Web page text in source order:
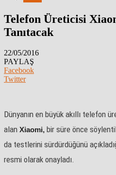
Telefon Üreticisi
Tanıtacak
22/05/2016
PAYLAŞ
Facebook
Twitter
Dünyanın en büyük akıllı telefon
alan Xiaomi, bir süre önce
da testlerini sürdürdüğünü
resmi olarak onayladı.